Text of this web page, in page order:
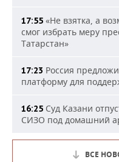
17:55 «Не взятка, а
смог избрать меру
Татарстан»
17:23 Россия
платформу для
16:25 Суд Казани
СИЗО под домашний
ВСЕ